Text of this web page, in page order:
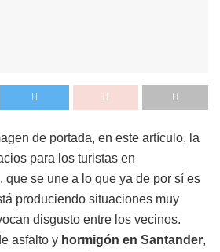
de portada, en este artículo, la
para los turistas en
que se une a lo que ya de por sí es
produciendo situaciones muy
disgusto entre los vecinos.
asfalto y hormigón en Santander,